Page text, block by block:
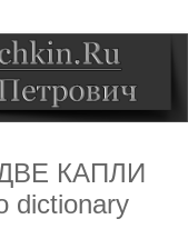
ДВЕ КАПЛИ
dictionary